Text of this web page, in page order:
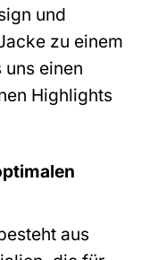
und
zu einem
einen
Highlights
aus